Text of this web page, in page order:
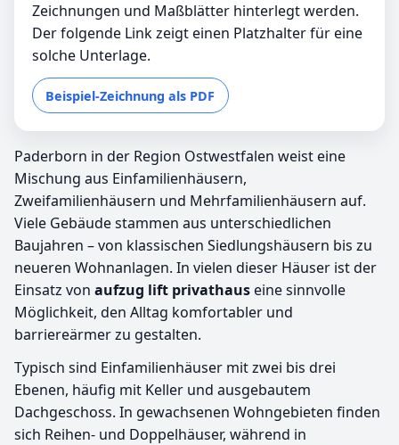
Zeichnungen und Maßblätter hinterlegt werden.
Der folgende Link zeigt einen Platzhalter für eine
solche Unterlage.
Beispiel-Zeichnung als PDF
Paderborn in der Region Ostwestfalen weist eine
Mischung aus Einfamilienhäusern,
Zweifamilienhäusern und Mehrfamilienhäusern auf.
Viele Gebäude stammen aus unterschiedlichen
Baujahren – von klassischen Siedlungshäusern bis zu
neueren Wohnanlagen. In vielen dieser Häuser ist der
Einsatz von aufzug lift privathauseine sinnvolle
Möglichkeit, den Alltag komfortabler und
barriereärmer zu gestalten.
Typisch sind Einfamilienhäuser mit zwei bis drei
Ebenen, häufig mit Keller und ausgebautem
Dachgeschoss. In gewachsenen Wohngebieten finden
sich Reihen- und Doppelhäuser, während in